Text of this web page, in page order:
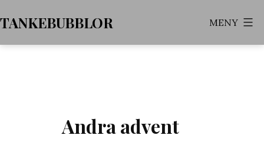
till
innehåll
TANKEBUBBLOR MENY
Andra advent